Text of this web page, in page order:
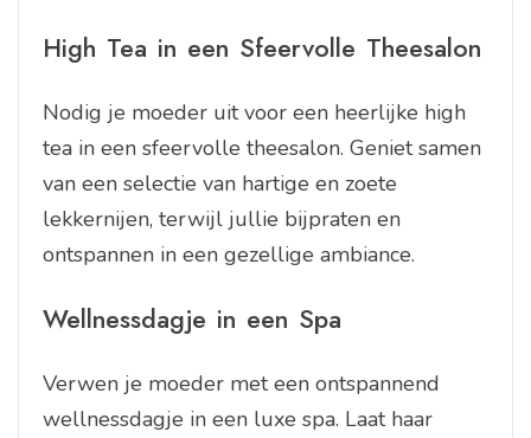
High Tea in een Sfeervolle Theesalon
Nodig je moeder uit voor een heerlijke high
tea in een sfeervolle theesalon. Geniet samen
van een selectie van hartige en zoete
lekkernijen, terwijl jullie bijpraten en
ontspannen in een gezellige ambiance.
Wellnessdagje in een Spa
Verwen je moeder met een ontspannend
wellnessdagje in een luxe spa. Laat haar